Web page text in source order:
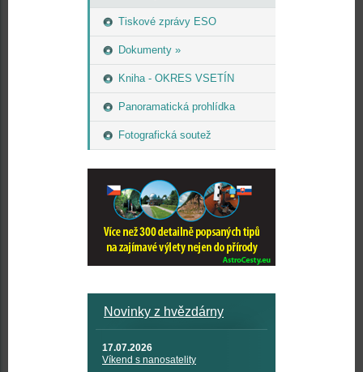
Tiskové zprávy ESO
Dokumenty »
Kniha - OKRES VSETÍN
Panoramatická prohlídka
Fotografická soutež
Novinky z hvězdárny
17.07.2026
Víkend s nanosatelity